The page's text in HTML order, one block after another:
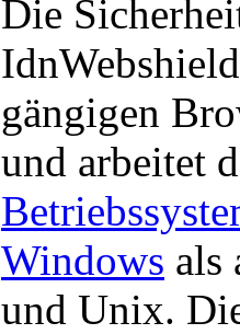
Die
gängigen
und arbeitet
Windows als
und Unix.